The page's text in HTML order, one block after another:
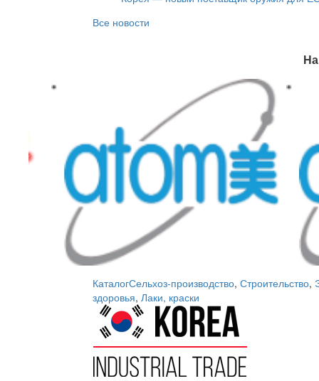
Все новости
КаталогСельхоз-производство, Строительство,
здоровья, Лаки, краски